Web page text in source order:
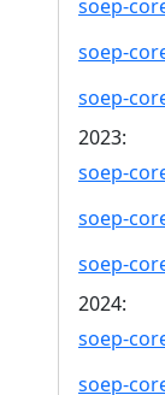
soep-
soep-
soep-
2023:
soep-
soep-
soep-
2024:
soep-
soep-